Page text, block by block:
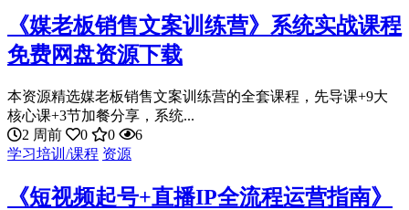
《媒老板销售文案训练营》系统实战课程
免费网盘资源下载
本资源精选媒老板销售文案训练营的全套课程，先导课+9大
核心课+3节加餐分享，系统...
2 周前
0 0
6
学习培训/课程 资源
《短视频起号+直播IP全流程运营指南》